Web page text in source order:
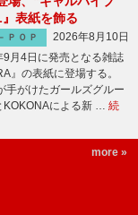
表紙を飾る
ＰＯＰ
2026年8月10日
月4日に発売となる雑誌
』の表紙に登場する。
がけたガールズグルー
KOKONAによる新 … 続
more »